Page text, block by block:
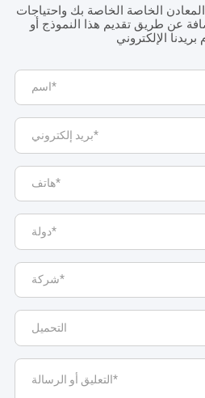
الخاصة الخاصة بك واحتياجات
عن طريق تقديم هذا النموذج أو